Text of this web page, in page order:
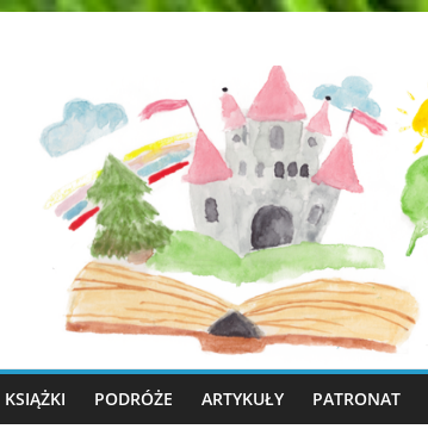
KSIĄŻKI PODRÓŻE ARTYKUŁY PATRONAT